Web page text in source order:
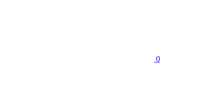
0